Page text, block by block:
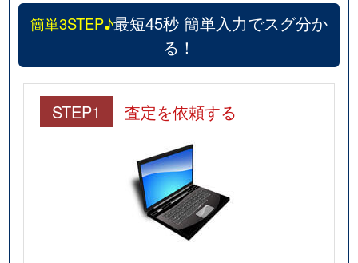
簡単3STEP♪最短45秒 簡単入力でスグ分か
る！
STEP1 査定を依頼する